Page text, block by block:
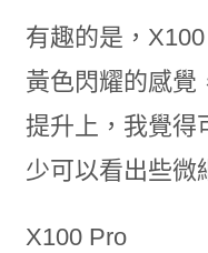
有趣的是，
黃色閃耀的感覺
提升上，我覺得
少可以看出些微
X100 Pro